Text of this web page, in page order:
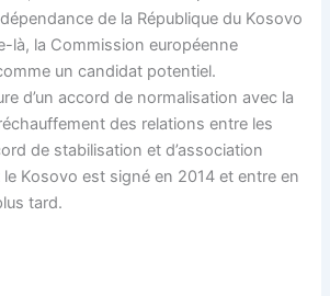
de la République du Kosovo
là, la Commission européenne
un candidat potentiel.
d’un accord de normalisation avec la
des relations entre les
de stabilisation et d’association
le Kosovo est signé en 2014 et entre en
tard.